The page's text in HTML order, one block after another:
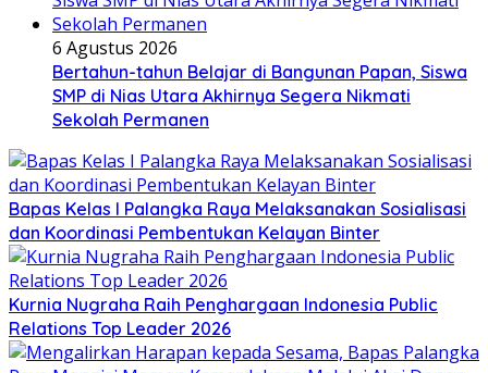
6 Agustus 2026
Bertahun-tahun Belajar di Bangunan Papan, Siswa
SMP di Nias Utara Akhirnya Segera Nikmati
Sekolah Permanen
Bapas Kelas I Palangka Raya Melaksanakan Sosialisasi
dan Koordinasi Pembentukan Kelayan Binter
Kurnia Nugraha Raih Penghargaan Indonesia Public
Relations Top Leader 2026